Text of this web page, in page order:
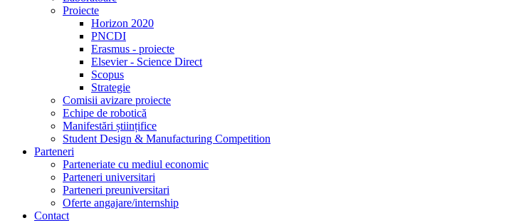
Proiecte
Horizon 2020
PNCDI
Erasmus - proiecte
Elsevier - Science Direct
Scopus
Strategie
Comisii avizare proiecte
Echipe de robotică
Manifestări științifice
Student Design & Manufacturing Competition
Parteneri
Parteneriate cu mediul economic
Parteneri universitari
Parteneri preuniversitari
Oferte angajare/internship
Contact